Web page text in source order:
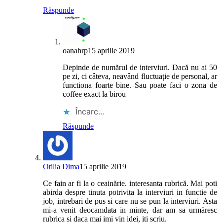
Răspunde
oanahrp15 aprilie 2019
Depinde de numărul de interviuri. Dacă nu ai 50
pe zi, ci câteva, neavând fluctuație de personal, ar
functiona foarte bine. Sau poate faci o zona de
coffee exact la birou
Încarc...
Răspunde
Otilia Dima15 aprilie 2019
Ce fain ar fi la o ceainărie. interesanta rubrică. Mai poti
abirda despre tinuta potrivita la interviuri in functie de
job, intrebari de pus si care nu se pun la interviuri. Asta
mi-a venit deocamdata in minte, dar am sa urmăresc
rubrica si daca mai imi vin idei, iti scriu.